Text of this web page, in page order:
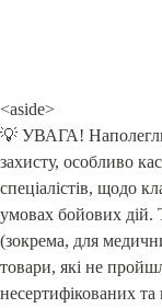
<aside>
💡 УВАГА!
захисту, особливо
спеціалістів, щодо
умовах бойових дій.
(зокрема, для
товари, які не
несертифікованих та